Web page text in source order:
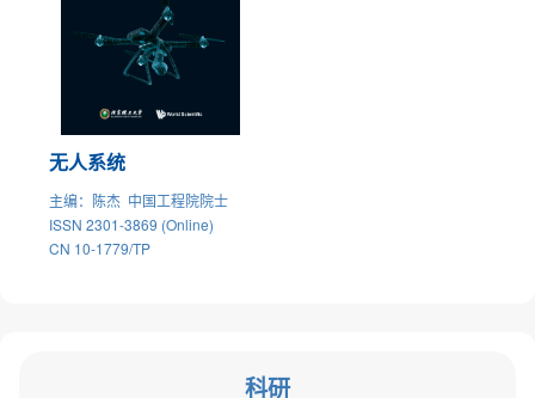
无人系统
主编：陈杰 中国工程院院士
ISSN 2301-3869 (Online)
CN 10-1779/TP
科研